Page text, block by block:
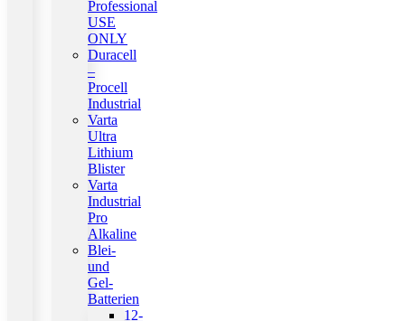
Professional
USE
ONLY
Duracell
–
Procell
Industrial
Varta
Ultra
Lithium
Blister
Varta
Industrial
Pro
Alkaline
Blei-
und
Gel-
Batterien
12-